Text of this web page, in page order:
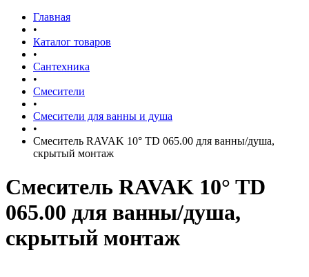
Главная
•
Каталог товаров
•
Сантехника
•
Смесители
•
Смесители для ванны и душа
•
Смеситель RAVAK 10° TD 065.00 для ванны/душа,
скрытый монтаж
Смеситель RAVAK 10° TD
065.00 для ванны/душа,
скрытый монтаж